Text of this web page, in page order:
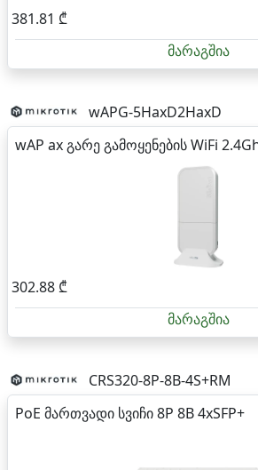
381.81 ₾
მარაგშია
wAPG-5HaxD2HaxD
wAP ax გარე გამოყენების WiFi
302.88 ₾
მარაგშია
CRS320-8P-8B-4S+RM
PoE მართვადი სვიჩი 8P 8B 4xSFP+